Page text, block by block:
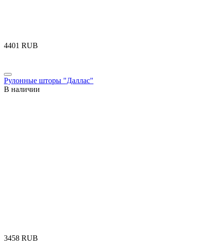
‍4401‍ RUB
Рулонные шторы "Даллас"
В наличии
‍3458‍ RUB